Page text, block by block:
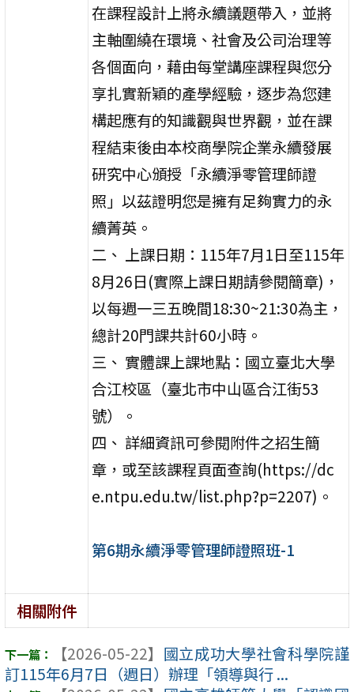
在課程設計上將永續議題帶入，並將
主軸圍繞在環境、社會及公司治理等
各個面向，藉由每堂講座課程與您分
享扎實新穎的產學經驗，逐步為您建
構起應有的知識觀與世界觀，並在課
程結束後由本校商學院企業永續發展
研究中心頒授「永續淨零管理師證
照」以茲證明您是擁有足夠實力的永
續菁英。
二、 上課日期：115年7月1日至115年
8月26日(實際上課日期請參閱簡章)，
以每週一三五晚間18:30~21:30為主，
總計20門課共計60小時。
三、 實體課上課地點：國立臺北大學
合江校區（臺北市中山區合江街53
號）。
四、 詳細資訊可參閱附件之招生簡
章，或至該課程頁面查詢(https://dc
e.ntpu.edu.tw/list.php?p=2207)。
第6期永續淨零管理師證照班-1
相關附件
【2026-05-22】 國立成功大學社會科學院謹
訂115年6月7日（週日）辦理「領導與行 ...